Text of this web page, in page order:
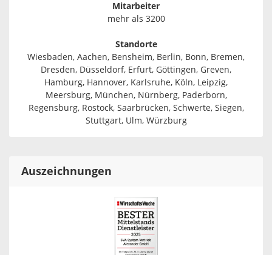
Mitarbeiter
mehr als 3200
Standorte
Wiesbaden, Aachen, Bensheim, Berlin, Bonn, Bremen,
Dresden, Düsseldorf, Erfurt, Göttingen, Greven,
Hamburg, Hannover, Karlsruhe, Köln, Leipzig,
Meersburg, München, Nürnberg, Paderborn,
Regensburg, Rostock, Saarbrücken, Schwerte, Siegen,
Stuttgart, Ulm, Würzburg
Auszeichnungen